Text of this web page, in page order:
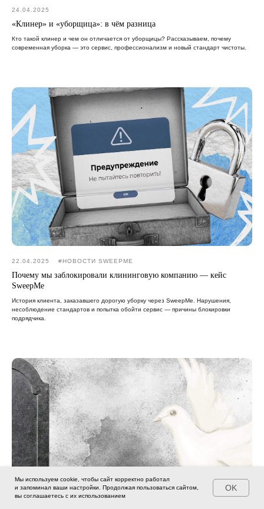
24.04.2025
«Клинер» и «уборщица»: в чём разница
Кто такой клинер и чем он отличается от уборщицы? Рассказываем, почему
современная уборка — это сервис, профессионализм и новый стандарт чистоты.
22.04.2025 #НОВОСТИ SWEEPME
Почему мы заблокировали клининговую компанию — кейс
SweepMe
История клиента, заказавшего дорогую уборку через SweepMe. Нарушения,
несоблюдение стандартов и попытка обойти сервис — причины блокировки
подрядчика.
Мы используем cookie, чтобы сайт корректно работал
и запоминал ваши настройки. Продолжая пользоваться сайтом,
вы соглашаетесь с их использованием
OK